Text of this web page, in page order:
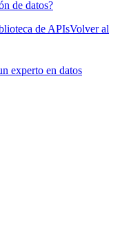
de datos?
de APIsVolver al
experto en datos